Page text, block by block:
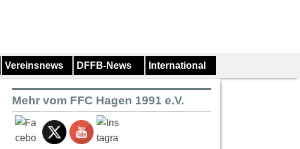
Vereinsnews DFFB-News International
Mehr vom FFC Hagen 1991 e.V.